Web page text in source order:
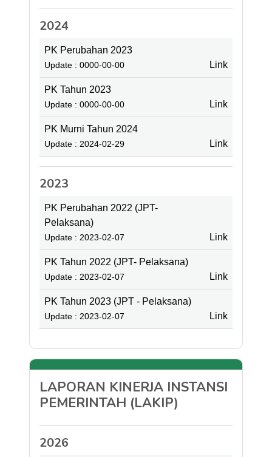
2024
PK Perubahan 2023
Update : 0000-00-00 Link
PK Tahun 2023
Update : 0000-00-00 Link
PK Murni Tahun 2024
Update : 2024-02-29 Link
2023
PK Perubahan 2022 (JPT-
Pelaksana)
Update : 2023-02-07 Link
PK Tahun 2022 (JPT- Pelaksana)
Update : 2023-02-07 Link
PK Tahun 2023 (JPT - Pelaksana)
Update : 2023-02-07 Link
LAPORAN KINERJA INSTANSI
PEMERINTAH (LAKIP)
2026